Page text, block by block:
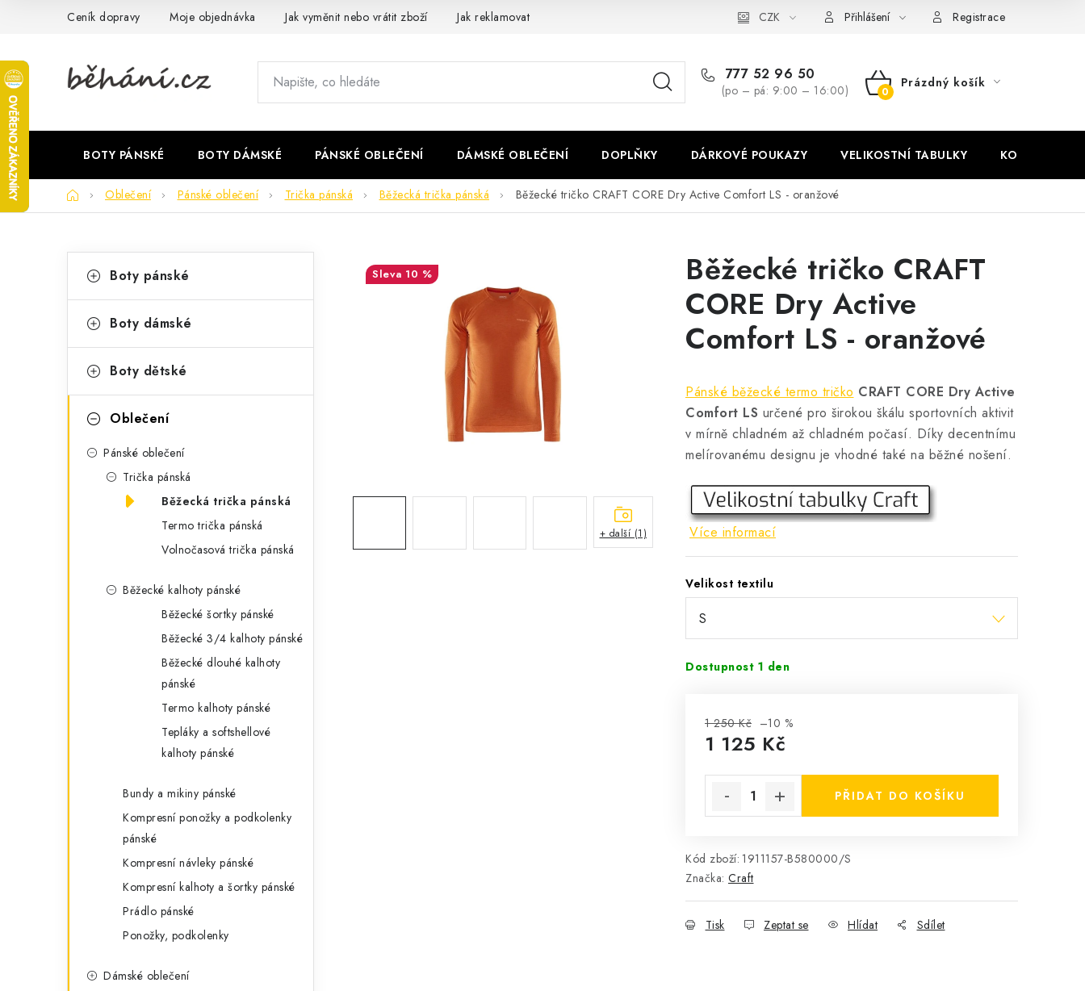
Ceník dopravy Moje objednávka Jak vyměnit nebo vrátit zboží Jak reklamovat Velikostní tabulky Ochrana osobních údajů Zásady používání
CZK Přihlášení Registrace
777 52 96 50
(po – pá: 9:00 – 16:00)
NÁKUPNÍ
Prázdný košík
BOTY PÁNSKÉ BOTY DÁMSKÉ PÁNSKÉ OBLEČENÍ DÁMSKÉ OBLEČENÍ DOPLŇKY DÁRKOVÉ POUKAZY VELIKOSTNÍ TABULKY KONTAKT
DomůOblečení Pánské oblečení Trička pánská Běžecká trička pánská Běžecké tričko CRAFT CORE Dry Active Comfort LS - oranžové
o
t
r
kategorie
a
e
o
Boty pánské
Boty dámské
Boty dětské
Oblečení
Pánské oblečení
Trička pánská
Běžecká trička pánská
Termo trička pánská
Volnočasová trička pánská
Běžecké kalhoty pánské
Běžecké šortky pánské
Běžecké 3/4 kalhoty pánské
Běžecké dlouhé kalhoty
pánské
Termo kalhoty pánské
Tepláky a softshellové
kalhoty pánské
Bundy a mikiny pánské
Kompresní ponožky a podkolenky
pánské
Kompresní návleky pánské
Kompresní kalhoty a šortky pánské
Prádlo pánské
Ponožky, podkolenky
Dámské oblečení
Běžecké tričko CRAFT
CORE Dry Active
Comfort LS - oranžové
Pánské běžecké termo tričko CRAFT CORE Dry Active
Comfort LS určené pro širokou škálu sportovních aktivit
v mírně chladném až chladném počasí. Díky decentnímu
melírovanému designu je vhodné také na běžné nošení.
Více informací
Velikost textilu
Dostupnost 1 den
1 250 Kč –10 %
1 125 Kč
PŘIDAT DO KOŠÍKU
Kód zboží: 1911157-B580000/S
Značka: Craft
Tisk Zeptat se Hlídat Sdílet
10 %
+ další (1)